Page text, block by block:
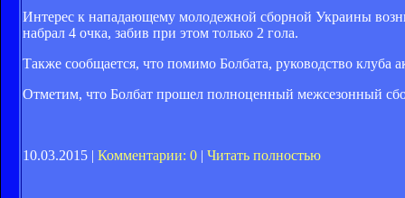
Интерес к нападающему молодежной сборной Украины
набрал 4 очка, забив при этом только 2 гола.
Также сообщается, что помимо Болбата, руководство клуба
Отметим, что Болбат прошел полноценный межсезонный
10.03.2015 | Комментарии: 0 | Читать полностью